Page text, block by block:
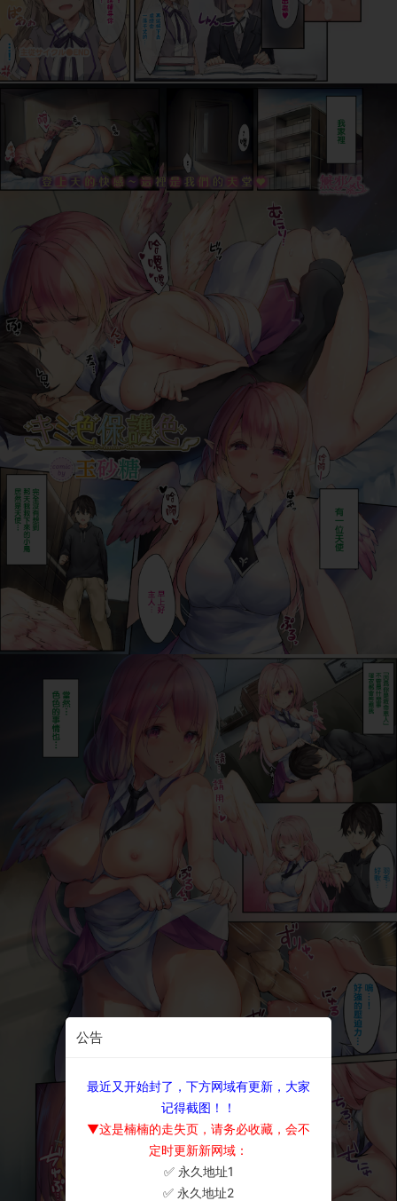
公告
最近又开始封了，下方网域有更新，大家
记得截图！！
▼这是楠楠的走失页，请务必收藏，会不
定时更新新网域：
✅ 永久地址1
✅ 永久地址2